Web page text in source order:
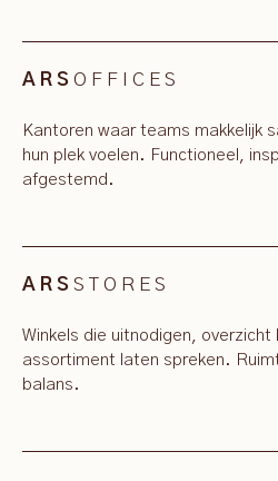
ARS OFFICES
Kantoren waar teams makkelijk
hun plek voelen. Functioneel,
afgestemd.
ARS STORES
Winkels die uitnodigen, overzicht
assortiment laten spreken.
balans.